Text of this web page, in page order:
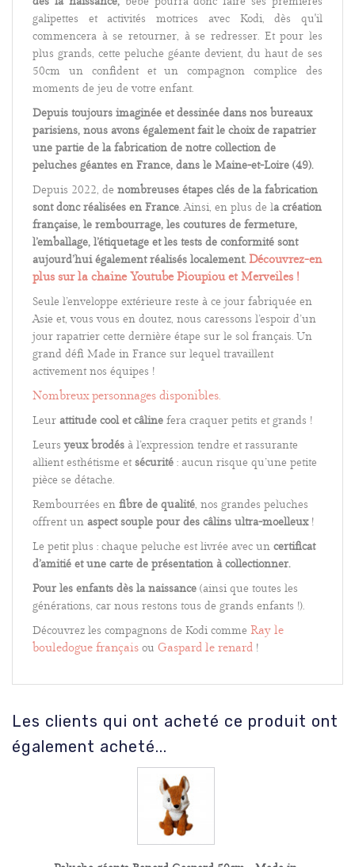
galipettes et activités motrices avec Kodi, dès qu'il
commencera à se retourner, à se redresser. Et pour les
plus grands, cette peluche géante devient, du haut de ses
50cm un confident et un compagnon complice des
moments de jeu de votre enfant.
Depuis toujours imaginée et dessinée dans nos bureaux
parisiens, nous avons également fait le choix de rapatrier
une partie de la fabrication de notre collection de
peluches géantes en France, dans le Maine-et-Loire (49).
Depuis 2022, de nombreuses étapes clés de la fabrication
sont donc réalisées en France. Ainsi, en plus de la création
française, le rembourrage, les coutures de fermeture,
l’emballage, l’étiquetage et les tests de conformité sont
aujourd’hui également réalisés localement.Découvrez-en
plus sur la chaine Youtube Pioupiou et Merveiles !
Seule l’enveloppe extérieure reste à ce jour fabriquée en
Asie et, vous vous en doutez, nous caressons l’espoir d’un
jour rapatrier cette dernière étape sur le sol français. Un
grand défi Made in France sur lequel travaillent
activement nos équipes !
Nombreux personnages disponibles.
Leur attitude cool et câline fera craquer petits et grands !
Leursyeux brodés à l’expression tendre et rassurante
allient esthétisme etsécurité : aucun risque qu’une petite
pièce se détache.
Rembourrées en fibre de qualité, nos grandes peluches
offrent un aspect souple pour des câlins ultra-moelleux!
Le petit plus : chaque peluche est livrée avec un certificat
d’amitié et une carte de présentation à collectionner.
Pour les enfants dès la naissance (ainsi que toutes les
générations, car nous restons tous de grands enfants !).
Découvrez les compagnons de Kodi comme Ray le
bouledogue français ou Gaspard le renard !
Les clients qui ont acheté ce produit ont
également acheté...